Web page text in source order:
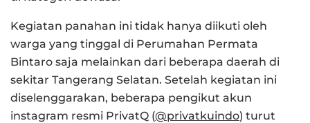
Kegiatan panahan ini tidak hanya diikuti oleh
warga yang tinggal di Perumahan Permata
Bintaro saja melainkan dari beberapa daerah di
sekitar Tangerang Selatan. Setelah kegiatan ini
diselenggarakan, beberapa pengikut akun
instagram resmi PrivatQ (@privatkuindo) turut